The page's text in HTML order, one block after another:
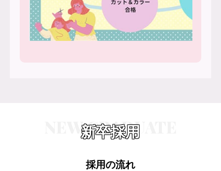
NEW GRADUATE
新卒採用
採用の流れ